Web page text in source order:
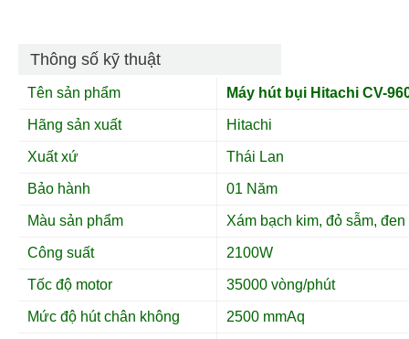
Thông số kỹ thuật
Tên sản phẩm Máy hút bụi Hitachi CV-
Hãng sản xuất Hitachi
Xuất xứ Thái Lan
Bảo hành 01 Năm
Màu sản phẩm Xám bạch kim, đỏ sẫm, đen
Công suất 2100W
Tốc độ motor 35000 vòng/phút
Mức độ hút chân không 2500 mmAq